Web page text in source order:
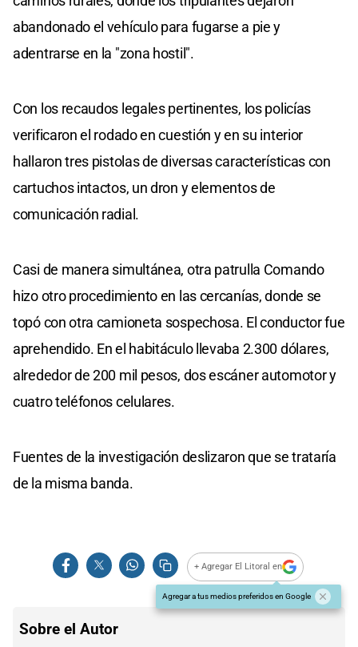
abandonado el vehículo para fugarse a pie y
adentrarse en la "zona hostil".
Con los recaudos legales pertinentes, los policías
verificaron el rodado en cuestión y en su interior
hallaron tres pistolas de diversas características con
cartuchos intactos, un dron y elementos de
comunicación radial.
Casi de manera simultánea, otra patrulla Comando
hizo otro procedimiento en las cercanías, donde se
topó con otra camioneta sospechosa. El conductor fue
aprehendido. En el habitáculo llevaba 2.300 dólares,
alrededor de 200 mil pesos, dos escáner automotor y
cuatro teléfonos celulares.
Fuentes de la investigación deslizaron que se trataría
de la misma banda.
+ Agregar El Litoral en
Agregar a tus medios preferidos en Google
Sobre el Autor